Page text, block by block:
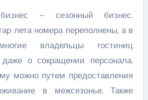
бизнес – сезонный бизнес.
лета номера переполнены, а в
владельцы гостиниц
о сокращении персонала.
можно путем предоставления
в межсезонье. Также